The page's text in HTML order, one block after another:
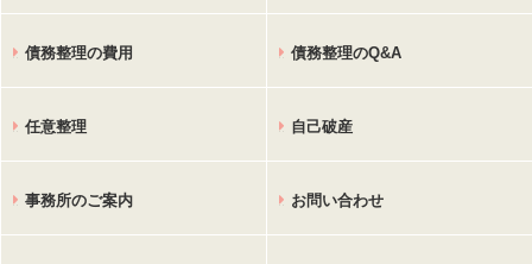
債務整理の費用 債務整理のQ&A
任意整理 自己破産
事務所のご案内 お問い合わせ